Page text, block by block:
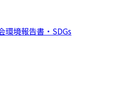
環境報告書・SDGs